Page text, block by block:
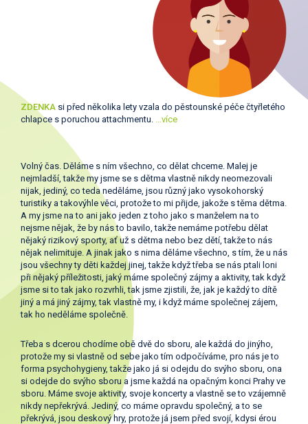
ZDENKA si před několika lety vzala do pěstounské péče čtyřletého
chlapce s poruchou attachmentu.
…více
Volný čas. Děláme s ním všechno, co dělat chceme. Malej je
nejmladší, takže my jsme se s dětma vlastně nikdy neomezovali
nijak, jediný, co teda neděláme, jsou různý jako vysokohorský
turistiky a takovýhle věci, protože to mi přijde, jakože s těma dětma.
A my jsme na to ani jako jeden z toho jako s manželem na to
nejsme nějak, že by nás to bavilo, takže nemáme potřebu dělat
nějaký rizikový sporty, ať už s dětma nebo bez dětí, takže to nás
nějak nelimituje. A jinak jako s nima děláme všechno, s tím, že u nás
jsou všechny ty děti každej jinej, takže když třeba se nás ptali loni
při nějaký příležitosti, jaký máme společný zájmy a aktivity, tak když
jsme si to tak jako rozvrhli, tak jsme zjistili, že, jak je každý to dítě
jiný a má jiný zájmy, tak vlastně my, i když máme společnej zájem,
tak ho neděláme společně.
Třeba s dcerou chodíme obě dvě do sboru, ale každá do jinýho,
protože my si vlastně od sebe jako tím odpočíváme, pro nás je to
forma psychohygieny, takže jako já si odejdu do svýho sboru, ona
si odejde do svýho sboru a jsme každá na opačným konci Prahy ve
sboru. Máme svoje aktivity, svoje koncerty a vlastně se to vzájemně
nikdy nepřekrývá. Jediný, co máme opravdu společný, a to se
překrývá, jsou deskový hry, protože já jsem před svojí, kdysi érou